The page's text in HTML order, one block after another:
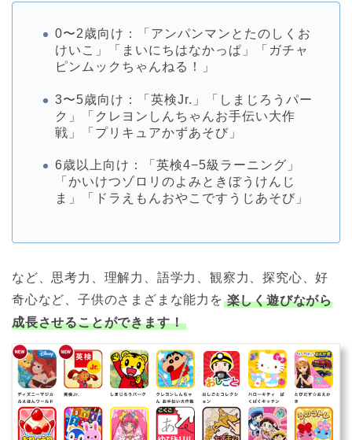
0〜2歳向け：「アンパンマンとたのしくお
けいこ」「まいにちはなかっぱ」「ガチャ
ピンムックちゃんねる！」
3〜5歳向け：「英検Jr.」「しまじろうパー
ク」「クレヨンしんちゃんお手伝い大作
戦」「プリキュアかずあそび」
6歳以上向け：「英検4−5級ラーニング」
「かいけつゾロリのよみときぼうけんじ
ま」「ドラえもんおやこですうじあそび」
など、思考力、理解力、語学力、観察力、探究心、好
奇心など、子供のさまざまな能力を 楽しく遊びながら
成長させることができます！